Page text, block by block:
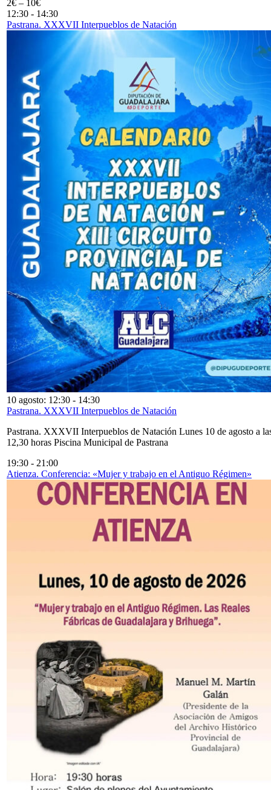
2€ – 10€
12:30 - 14:30
Pastrana. XXXVII Interpueblos de Natación
10 agosto: 12:30 - 14:30
Pastrana. XXXVII Interpueblos de Natación
Pastrana. XXXVII Interpueblos de Natación Lunes 10 de agosto a
12,30 horas Piscina Municipal de Pastrana
19:30 - 21:00
Atienza. Conferencia: «Mujer y trabajo en el Antiguo Régimen»